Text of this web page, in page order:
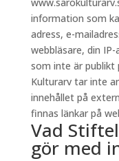
information som
adress, e-
webbläsare, din
som inte är publikt
Kulturarv tar inte
innehållet på
finnas länkar på
Vad
gör med